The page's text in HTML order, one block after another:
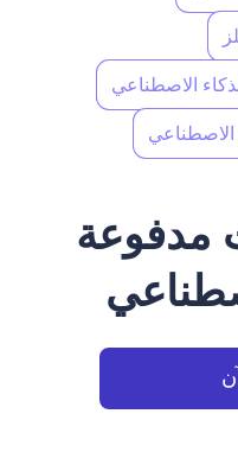
الاصطناعي
مدفوعة